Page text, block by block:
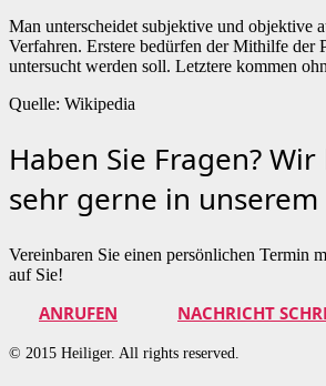
Man unterscheidet subjektive und objektive
Verfahren. Erstere bedürfen der Mithilfe der
untersucht werden soll. Letztere kommen
Quelle: Wikipedia
Haben Sie Fragen?
sehr gerne in unserem
Vereinbaren Sie einen persönlichen Termin
auf Sie!
ANRUFEN NACHRICHT
© 2015 Heiliger. All rights reserved.